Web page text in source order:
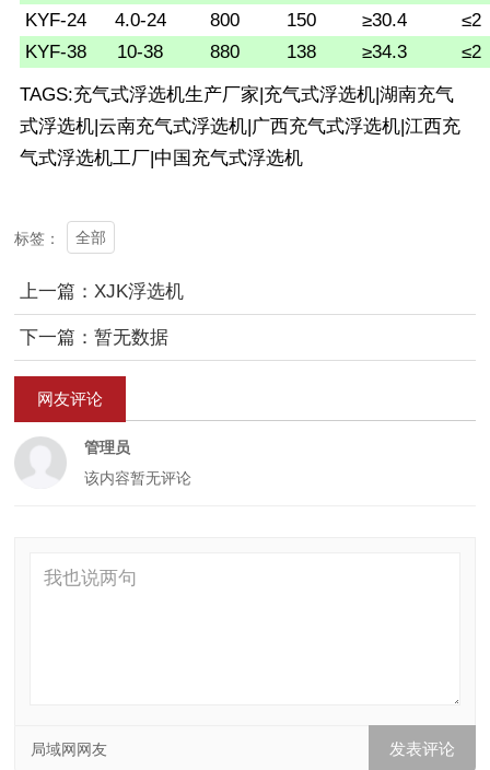
KYF-24
4.0-24 800 150 ≥30.4
≤2
KYF-38
10-38 880 138 ≥34.3 ≤2
TAGS:充气式浮选机生产厂家|充气式浮选机|湖南充气
式浮选机|云南充气式浮选机|广西充气式浮选机|江西充
气式浮选机工厂|中国充气式浮选机
标签： 全部
上一篇：XJK浮选机
下一篇：暂无数据
网友评论
管理员
该内容暂无评论
局域网网友